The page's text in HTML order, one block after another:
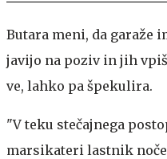
Butara meni, da garaže
javijo na poziv in jih
ve, lahko pa špekulira.
"V teku stečajnega
marsikateri lastnik